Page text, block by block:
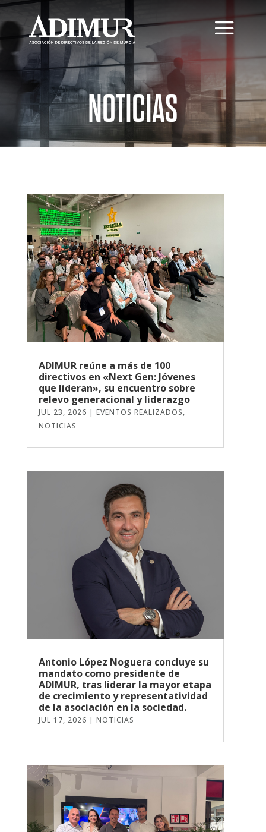
NOTICIAS
ADIMUR reúne a más de 100
directivos en «Next Gen: Jóvenes
que lideran», su encuentro sobre
relevo generacional y liderazgo
JUL 23, 2026 | EVENTOS REALIZADOS,
NOTICIAS
Antonio López Noguera concluye su
mandato como presidente de
ADIMUR, tras liderar la mayor etapa
de crecimiento y representatividad
de la asociación en la sociedad.
JUL 17, 2026 | NOTICIAS